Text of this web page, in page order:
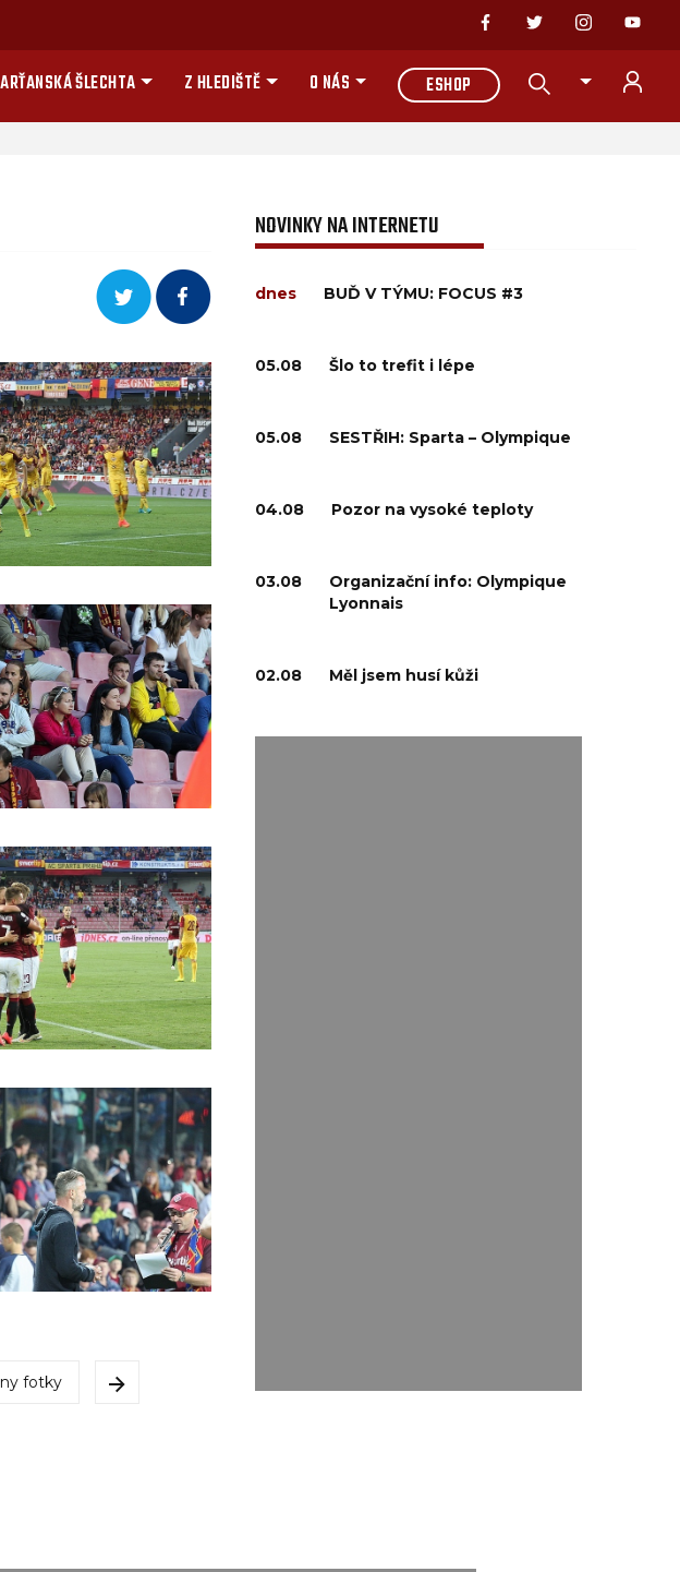
ŠLECHTA Z HLEDIŠTĚ O NÁS ESHOP
fotky
NOVINKY NA INTERNETU
dnes BUĎ V TÝMU: FOCUS #3
05.08 Šlo to trefit i lépe
05.08 SESTŘIH: Sparta – Olympique
04.08 Pozor na vysoké teploty
03.08
Organizační info: Olympique
Lyonnais
02.08 Měl jsem husí kůži